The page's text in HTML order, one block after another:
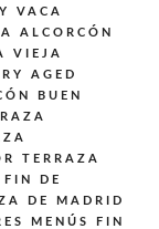
VACA
ALCORCÓN
VIEJA
AGED
BUEN
TERRAZA
FIN DE
DE MADRID
MENÚS FIN